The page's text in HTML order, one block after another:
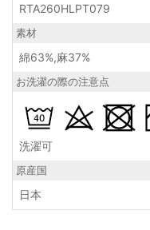
RTA260HLPT079
素材
綿63%,麻37%
お洗濯の際の注意点
洗濯可
原産国
日本